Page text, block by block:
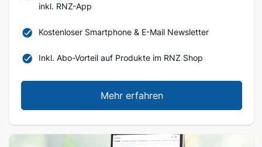
inkl. RNZ-App
Kostenloser Smartphone & E-Mail Newsletter
Inkl. Abo-Vorteil auf Produkte im RNZ Shop
Mehr erfahren